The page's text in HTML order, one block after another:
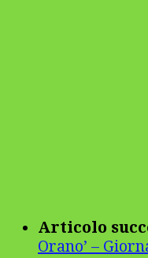
Articolo
Orano’ –